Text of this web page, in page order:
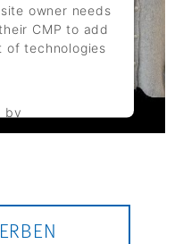
owner needs
CMP to add
technologies
by
Management